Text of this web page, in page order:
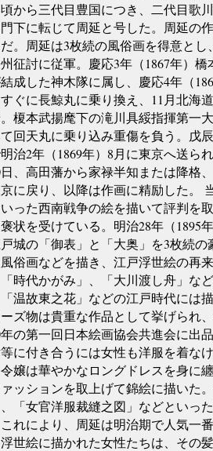
から三代目豊国につき、二代目歌
下に転じて周延と号した。周延の
。周延は3枚続の風俗画を得意と
征討に従軍。慶応3年（1867年）
成した神木隊に属し、慶応4年（
ぐに長鯨丸に乗り換え、11月北海
榎本武揚麾下の滝川具綏指揮第一
回天丸に乗り込み重傷を負う。戊
治2年（1869年）8月に東京へ送ら
、高田藩から家禄半知または降格
に戻り、以降は作画に精励した。
った西南戦争の絵を描いて評判を
状を受けている。明治28年（1895
城の「御表」と「大奥」を3枚続
俗画などを描き、江戸浮世絵の再
時代かがみ」、「大川渡し舟」な
温故東之花」などの江戸時代には
ズ物は貴重な作品として挙げられ
の第一回日本絵画協会共進会に出
に付き合うには女性も洋服を着な
嬢は華やかなロングドレスを身に
ッションを取上げて錦絵に描いた
「女官洋服裁縫之図」などといっ
れにより、周延は明治期で人気一
世絵に描かれた女性たちは、その